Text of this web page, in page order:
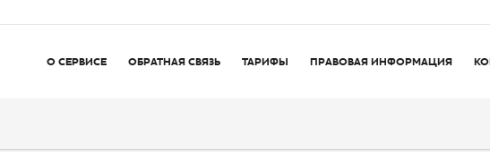
О СЕРВИСЕ ОБРАТНАЯ СВЯЗЬ ТАРИФЫ ПРАВОВАЯ ИНФОРМАЦИЯ